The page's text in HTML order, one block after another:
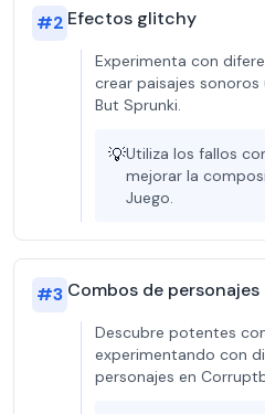
#2 Efectos glitchy
Experimenta con
crear paisajes
But Sprunki.
💡Utiliza los fallos
mejorar la
Juego.
#3 Combos de personajes
Descubre potentes
experimentando con
personajes en